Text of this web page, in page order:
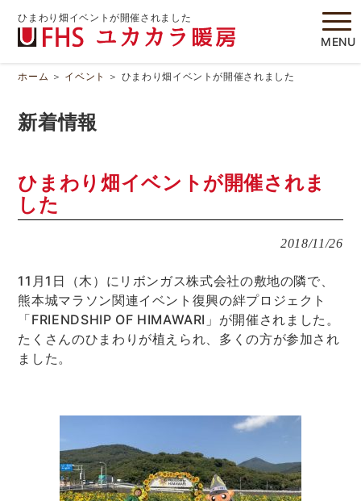
ひまわり畑イベントが開催されました
MENU
ホーム ＞ イベント ＞ ひまわり畑イベントが開催されました
新着情報
ひまわり畑イベントが開催されま
した
2018/11/26
11月1日（木）にリボンガス株式会社の敷地の隣で、
熊本城マラソン関連イベント復興の絆プロジェクト
「FRIENDSHIP OF HIMAWARI」が開催されました。
たくさんのひまわりが植えられ、多くの方が参加され
ました。